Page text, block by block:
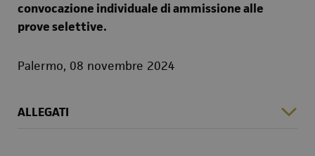
convocazione individuale di ammissione alle
prove selettive.
Palermo, 08 novembre 2024
ALLEGATI